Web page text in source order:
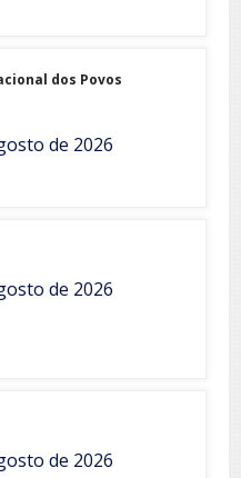
dos Povos
de 2026
de 2026
de 2026